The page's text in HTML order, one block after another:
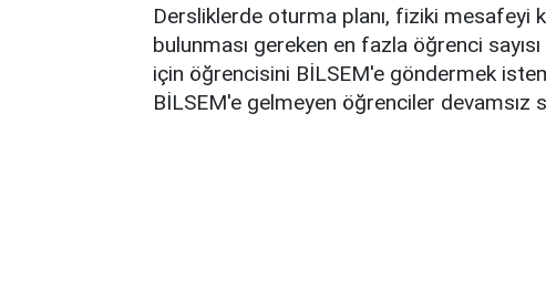
Dersliklerde oturma planı, fiziki mesafeyi
bulunması gereken en fazla öğrenci
için öğrencisini BİLSEM'e göndermek
BİLSEM'e gelmeyen öğrenciler devamsız